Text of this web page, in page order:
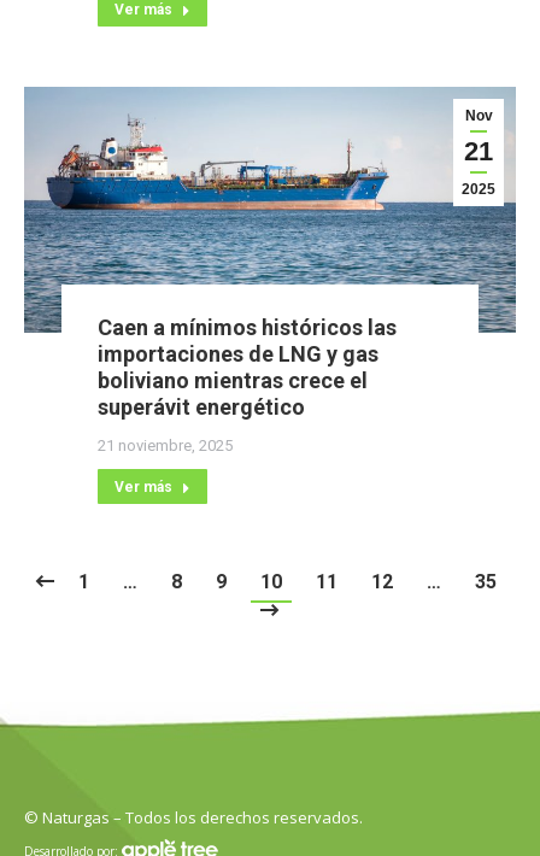
Ver más
Nov
21
2025
Caen a mínimos históricos las
importaciones de LNG y gas
boliviano mientras crece el
superávit energético
21 noviembre, 2025
Ver más
1 … 8 9 10 11 12 … 35
© Naturgas – Todos los derechos reservados.
Desarrollado por: